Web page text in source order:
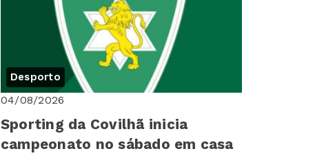
Desporto
04/08/2026
Sporting da Covilhã inicia
campeonato no sábado em casa